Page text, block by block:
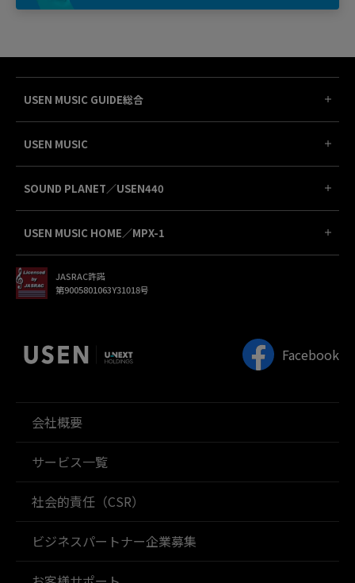
USEN MUSIC GUIDE総合
USEN MUSIC
SOUND PLANET／USEN440
USEN MUSIC HOME／MPX-1
JASRAC許諾
第9005801063Y31018号
Facebook
会社概要
サービス一覧
社会的責任（CSR）
ビジネスパートナー企業募集